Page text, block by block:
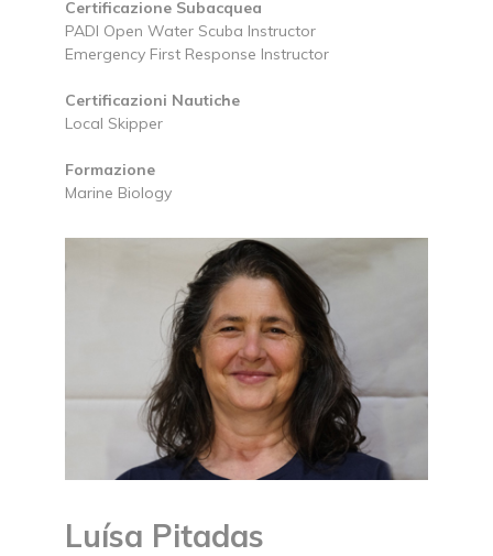
Certificazione Subacquea
PADI Open Water Scuba Instructor
Emergency First Response Instructor
Certificazioni Nautiche
Local Skipper
Formazione
Marine Biology
Luísa Pitadas